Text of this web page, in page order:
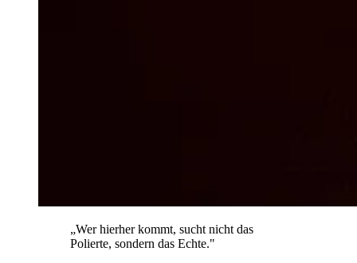
„Wer hierher kommt, sucht nicht das
Polierte, sondern das Echte."